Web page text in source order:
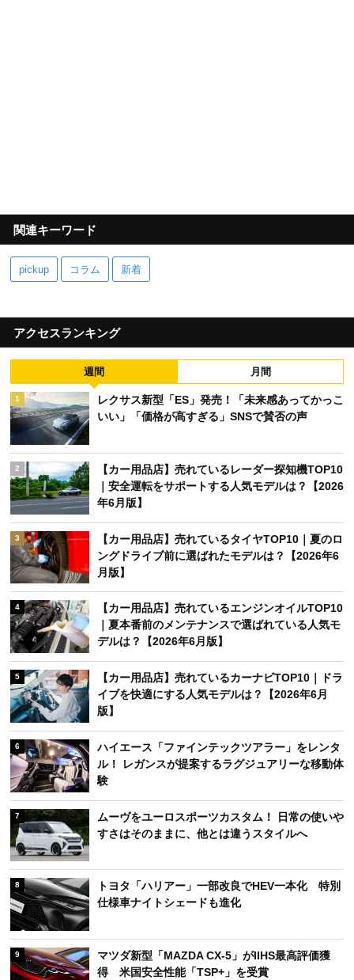
関連キーワード
pickup コラム 新着
アクセスランキング
週間 月間
1
レクサス新型「ES」発売！「未来感あってかっこ
いい」「価格が高すぎる」SNSで賛否の声
2
【カー用品店】売れているレーダー探知機TOP10
｜安全運転をサポートする人気モデルは？【2026
年6月版】
3
【カー用品店】売れているタイヤTOP10｜夏のロ
ングドライブ前に選ばれたモデルは？【2026年6
月版】
4
【カー用品店】売れているエンジンオイルTOP10
｜夏本番前のメンテナンスで選ばれている人気モ
デルは？【2026年6月版】
5
【カー用品店】売れているカーナビTOP10｜ドラ
イブを快適にする人気モデルは？【2026年6月
版】
6
ハイエース「ファインテックツアラー」をレンタ
ル！ レガンスが提案するラグジュアリーな移動体
験
7
ムーヴをユーロスポーツカスタム！ 日常の使いや
すさはそのままに、他とは違うスタイルへ
8
トヨタ「ハリアー」一部改良でHEV一本化 特別
仕様車ナイトシェードも進化
9
マツダ新型「MAZDA CX-5」がIIHS最高評価獲
得 米国安全性能「TSP+」を受賞